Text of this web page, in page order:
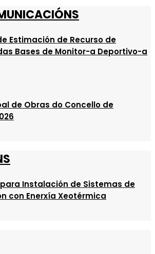
Estimación de Recurso de
Bases de Monitor-a Deportivo-a
de Obras do Concello de
Instalación de Sistemas de
con Enerxía Xeotérmica